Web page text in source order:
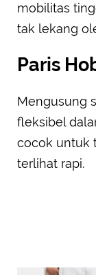
mobilitas
tak lekang
Paris
Mengusung
fleksibel
cocok untuk
terlihat rapi.